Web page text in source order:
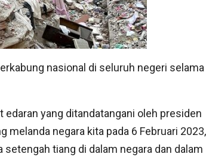
nasional di seluruh negeri selama
yang ditandatangani oleh presiden
melanda negara kita pada 6 Februari 2023,
tiang di dalam negara dan dalam